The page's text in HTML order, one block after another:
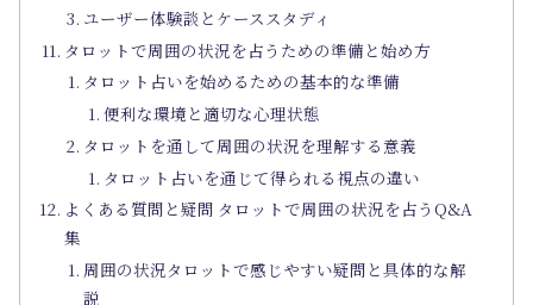
ユーザー体験談とケーススタディ
タロットで周囲の状況を占うための準備と始め方
タロット占いを始めるための基本的な準備
便利な環境と適切な心理状態
タロットを通して周囲の状況を理解する意義
タロット占いを通じて得られる視点の違い
よくある質問と疑問 タロットで周囲の状況を占うQ&A
集
周囲の状況タロットで感じやすい疑問と具体的な解
説